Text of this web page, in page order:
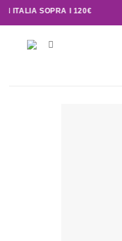
SOPRA I 120€